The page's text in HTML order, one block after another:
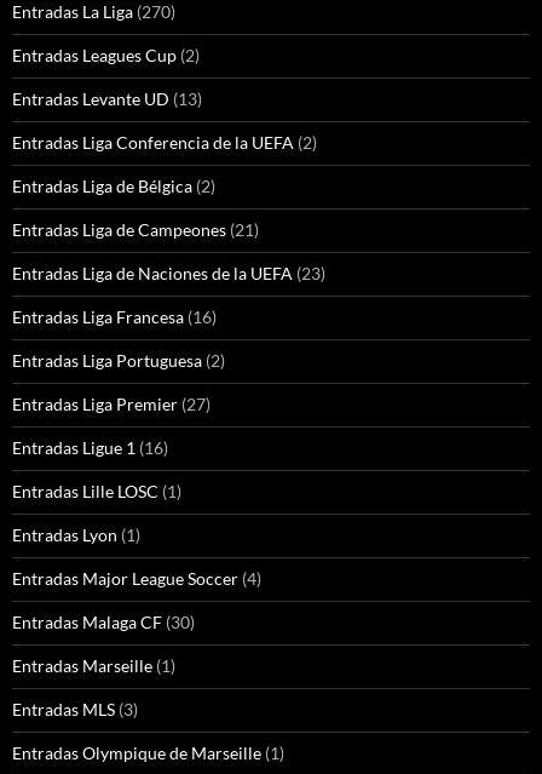
Entradas La Liga (270)
Entradas Leagues Cup (2)
Entradas Levante UD (13)
Entradas Liga Conferencia de la UEFA (2)
Entradas Liga de Bélgica (2)
Entradas Liga de Campeones (21)
Entradas Liga de Naciones de la UEFA (23)
Entradas Liga Francesa (16)
Entradas Liga Portuguesa (2)
Entradas Liga Premier (27)
Entradas Ligue 1 (16)
Entradas Lille LOSC (1)
Entradas Lyon (1)
Entradas Major League Soccer (4)
Entradas Malaga CF (30)
Entradas Marseille (1)
Entradas MLS (3)
Entradas Olympique de Marseille (1)